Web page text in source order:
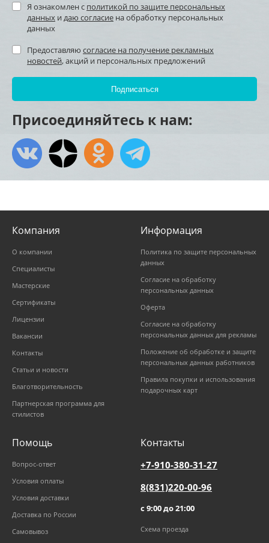
Я ознакомлен с политикой по защите персональных
данных и даю согласие на обработку персональных
данных
Предоставляю согласие на получение рекламных
новостей, акций и персональных предложений
Присоединяйтесь к нам:
Компания
О компании
Специалисты
Мастерские
Сертификаты
Лицензии
Вакансии
Контакты
Статьи и новости
Благотворительность
Партнерская программа для
стилистов
Информация
Политика по защите персональных
данных
Согласие на обработку
персональных данных
Оферта
Согласие на обработку
персональных данных для рекламы
Положение об обработке и защите
персональных данных работников
Правила покупки и использования
подарочных карт
Помощь
Вопрос-ответ
Условия оплаты
Условия доставки
Доставка по России
Самовывоз
Контакты
+7-910-380-31-27
8(831)220-00-96
с 9:00 до 21:00
Схема проезда